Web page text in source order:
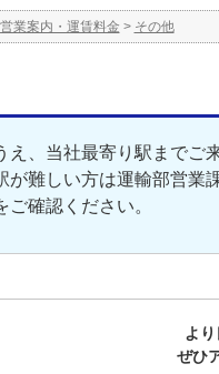
営業案内・運賃料金 > その他
え、当社最寄り駅までご
難しい方は運輸部営業
ご確認ください。
よ
ぜひ